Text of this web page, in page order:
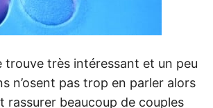
trouve très intéressant et un peu
n’osent pas trop en parler alors
rassurer beaucoup de couples